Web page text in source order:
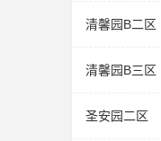
清馨园B二区
清馨园B三区
圣安园二区